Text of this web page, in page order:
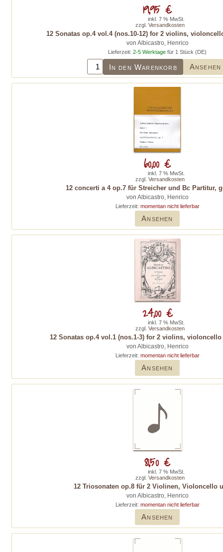
12 Sonatas op.4 vol.4 (nos.10-12) for 2 violins,
von Albicastro, Henrico
Lieferzeit: 2-5 Werktage für 1 Stück (DE)
In den Warenkorb Ansehen
19,95 €
inkl. 7 % MwSt.
zzgl. Versandkosten
12 concerti a 4 op.7 für Streicher und Bc Partitur,
von Albicastro, Henrico
Lieferzeit: momentan nicht lieferbar
Ansehen
60,00 €
inkl. 7 % MwSt.
zzgl. Versandkosten
12 Sonatas op.4 vol.1 (nos.1-3) for 2 violins, violoncello
von Albicastro, Henrico
Lieferzeit: momentan nicht lieferbar
Ansehen
24,00 €
inkl. 7 % MwSt.
zzgl. Versandkosten
12 Triosonaten op.8 für 2 Violinen, Violoncello
von Albicastro, Henrico
Lieferzeit: momentan nicht lieferbar
Ansehen
81,50 €
inkl. 7 % MwSt.
zzgl. Versandkosten